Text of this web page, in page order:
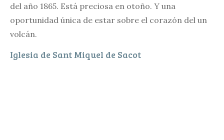
del año 1865. Está preciosa en otoño. Y una
oportunidad única de estar sobre el corazón del un
volcán.
Iglesia de Sant Miquel de Sacot